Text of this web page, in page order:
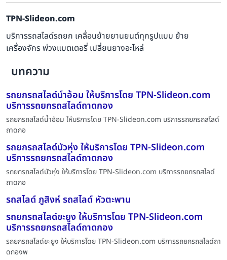
TPN-Slideon.com
บริการรถสไลด์รถยก เคลื่อนย้ายยานยนต์ทุกรูปแบบ ย้าย
เครื่องจักร พ่วงแบตเตอรี่ เปลี่ยนยางอะไหล่
บทความ
รถยกรถสไลด์น้ำอ้อม ให้บริการโดย TPN-Slideon.com
บริการรถยกรถสไลด์ถาดกอง
รถยกรถสไลด์น้ำอ้อม ให้บริการโดย TPN-Slideon.com บริการรถยกรถสไลด์
ถาดกอ
รถยกรถสไลด์บัวหุ่ง ให้บริการโดย TPN-Slideon.com
บริการรถยกรถสไลด์ถาดกอง
รถยกรถสไลด์บัวหุ่ง ให้บริการโดย TPN-Slideon.com บริการรถยกรถสไลด์
ถาดกอ
รถสไลด์ ภูสิงห์ รถสไลด์ หัวตะพาน
รถยกรถสไลด์ขะยูง ให้บริการโดย TPN-Slideon.com
บริการรถยกรถสไลด์ถาดกอง
รถยกรถสไลด์ขะยูง ให้บริการโดย TPN-Slideon.com บริการรถยกรถสไลด์ถา
ดกองพ